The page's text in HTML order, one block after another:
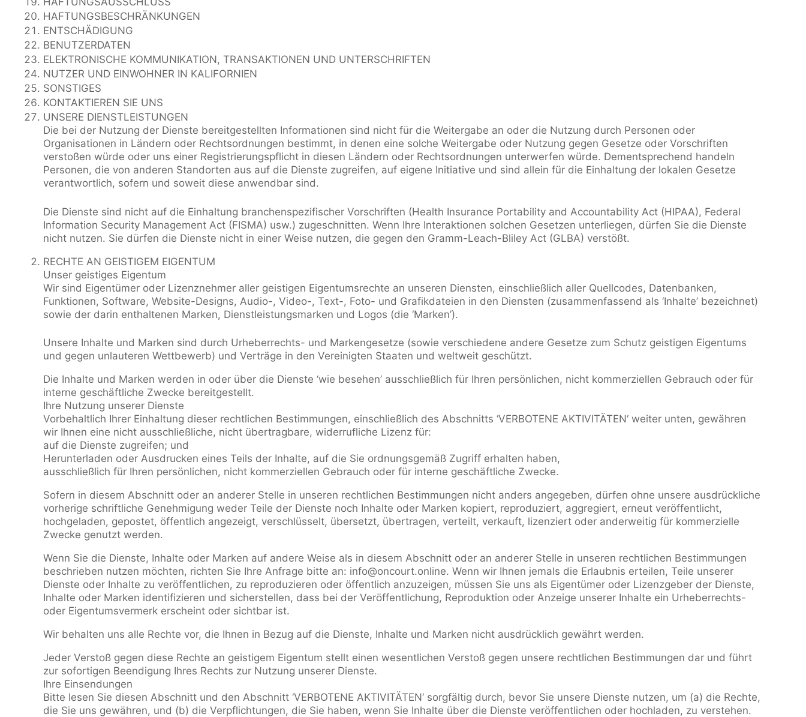
HAFTUNGSBESCHRÄNKUNGEN
ENTSCHÄDIGUNG
BENUTZERDATEN
ELEKTRONISCHE KOMMUNIKATION, TRANSAKTIONEN UND UNTERSCHRIFTEN
NUTZER UND EINWOHNER IN KALIFORNIEN
SONSTIGES
KONTAKTIEREN SIE UNS
UNSERE DIENSTLEISTUNGEN
Die bei der Nutzung der Dienste bereitgestellten Informationen sind nicht für die Weitergabe an oder die Nutzung durch Personen oder
Organisationen in Ländern oder Rechtsordnungen bestimmt, in denen eine solche Weitergabe oder Nutzung gegen Gesetze oder Vorschriften
verstoßen würde oder uns einer Registrierungspflicht in diesen Ländern oder Rechtsordnungen unterwerfen würde. Dementsprechend handeln
Personen, die von anderen Standorten aus auf die Dienste zugreifen, auf eigene Initiative und sind allein für die Einhaltung der lokalen Gesetze
verantwortlich, sofern und soweit diese anwendbar sind.
Die Dienste sind nicht auf die Einhaltung branchenspezifischer Vorschriften (Health Insurance Portability and Accountability Act (HIPAA), Federal
Information Security Management Act (FISMA) usw.) zugeschnitten. Wenn Ihre Interaktionen solchen Gesetzen unterliegen, dürfen Sie die Dienste
nicht nutzen. Sie dürfen die Dienste nicht in einer Weise nutzen, die gegen den Gramm-Leach-Bliley Act (GLBA) verstößt.
RECHTE AN GEISTIGEM EIGENTUM
Unser geistiges Eigentum
Wir sind Eigentümer oder Lizenznehmer aller geistigen Eigentumsrechte an unseren Diensten, einschließlich aller Quellcodes, Datenbanken,
Funktionen, Software, Website-Designs, Audio-, Video-, Text-, Foto- und Grafikdateien in den Diensten (zusammenfassend als ‘Inhalte’ bezeichnet)
sowie der darin enthaltenen Marken, Dienstleistungsmarken und Logos (die ‘Marken’).
Unsere Inhalte und Marken sind durch Urheberrechts- und Markengesetze (sowie verschiedene andere Gesetze zum Schutz geistigen Eigentums
und gegen unlauteren Wettbewerb) und Verträge in den Vereinigten Staaten und weltweit geschützt.
Die Inhalte und Marken werden in oder über die Dienste ‘wie besehen’ ausschließlich für Ihren persönlichen, nicht kommerziellen Gebrauch oder für
interne geschäftliche Zwecke bereitgestellt.
Ihre Nutzung unserer Dienste
Vorbehaltlich Ihrer Einhaltung dieser rechtlichen Bestimmungen, einschließlich des Abschnitts ‘VERBOTENE AKTIVITÄTEN‘ weiter unten, gewähren
wir Ihnen eine nicht ausschließliche, nicht übertragbare, widerrufliche Lizenz für:
auf die Dienste zugreifen; und
Herunterladen oder Ausdrucken eines Teils der Inhalte, auf die Sie ordnungsgemäß Zugriff erhalten haben,
ausschließlich für Ihren persönlichen, nicht kommerziellen Gebrauch oder für interne geschäftliche Zwecke.
Sofern in diesem Abschnitt oder an anderer Stelle in unseren rechtlichen Bestimmungen nicht anders angegeben, dürfen ohne unsere ausdrückliche
vorherige schriftliche Genehmigung weder Teile der Dienste noch Inhalte oder Marken kopiert, reproduziert, aggregiert, erneut veröffentlicht,
hochgeladen, gepostet, öffentlich angezeigt, verschlüsselt, übersetzt, übertragen, verteilt, verkauft, lizenziert oder anderweitig für kommerzielle
Zwecke genutzt werden.
Wenn Sie die Dienste, Inhalte oder Marken auf andere Weise als in diesem Abschnitt oder an anderer Stelle in unseren rechtlichen Bestimmungen
beschrieben nutzen möchten, richten Sie Ihre Anfrage bitte an: info@oncourt.online. Wenn wir Ihnen jemals die Erlaubnis erteilen, Teile unserer
Dienste oder Inhalte zu veröffentlichen, zu reproduzieren oder öffentlich anzuzeigen, müssen Sie uns als Eigentümer oder Lizenzgeber der Dienste,
Inhalte oder Marken identifizieren und sicherstellen, dass bei der Veröffentlichung, Reproduktion oder Anzeige unserer Inhalte ein Urheberrechts-
oder Eigentumsvermerk erscheint oder sichtbar ist.
Wir behalten uns alle Rechte vor, die Ihnen in Bezug auf die Dienste, Inhalte und Marken nicht ausdrücklich gewährt werden.
Jeder Verstoß gegen diese Rechte an geistigem Eigentum stellt einen wesentlichen Verstoß gegen unsere rechtlichen Bestimmungen dar und führt
zur sofortigen Beendigung Ihres Rechts zur Nutzung unserer Dienste.
Ihre Einsendungen
Bitte lesen Sie diesen Abschnitt und den Abschnitt ‘VERBOTENE AKTIVITÄTEN‘ sorgfältig durch, bevor Sie unsere Dienste nutzen, um (a) die Rechte,
die Sie uns gewähren, und (b) die Verpflichtungen, die Sie haben, wenn Sie Inhalte über die Dienste veröffentlichen oder hochladen, zu verstehen.